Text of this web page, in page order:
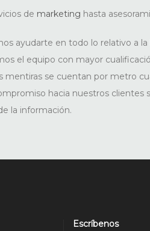
de marketing hasta
ayudarte en todo lo relativo a
el equipo con mayor
mentiras se cuentan por metro
hacia nuestros clientes
la información.
Escríbenos